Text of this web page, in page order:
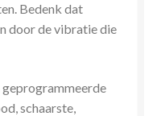
Bedenk dat
door de vibratie die
geprogrammeerde
schaarste,